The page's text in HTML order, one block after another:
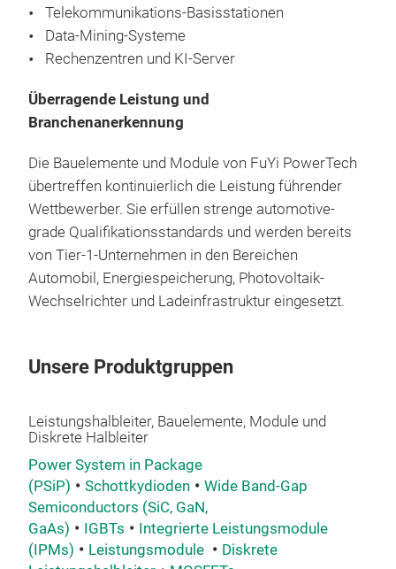
Telekommunikations-Basisstationen
Data-Mining-Systeme
Rechenzentren und KI-Server
Überragende Leistung und
Branchenanerkennung
Die Bauelemente und Module von FuYi PowerTech
übertreffen kontinuierlich die Leistung führender
Wettbewerber. Sie erfüllen strenge automotive-
grade Qualifikationsstandards und werden bereits
von Tier-1-Unternehmen in den Bereichen
Automobil, Energiespeicherung, Photovoltaik-
Wechselrichter und Ladeinfrastruktur eingesetzt.
Unsere Produktgruppen
Leistungshalbleiter, Bauelemente, Module und
Diskrete Halbleiter
Power System in Package
(PSiP)
Schottkydioden
Wide Band-Gap
Semiconductors (SiC, GaN,
GaAs)
IGBTs
Integrierte Leistungsmodule
(IPMs)
Leistungsmodule
Diskrete